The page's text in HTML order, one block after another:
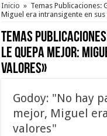
Inicio » Temas Publicaciones:
Miguel era intransigente en sus
Temas
le quepa mejor:
valores»
Godoy: "No hay
mejor, Miguel
valores"